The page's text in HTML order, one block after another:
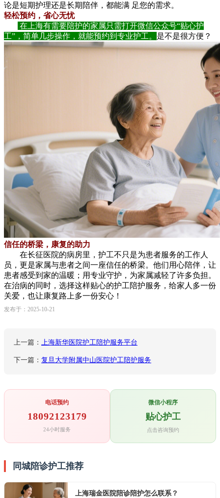
论是短期护理还是长期陪伴，都能满 足您的需求。
轻松预约，省心无忧
在上海有需要陪护的家属只需打开微信公众号“贴心护
工”，简单几步操作，就能预约到专业护工。 是不是很方便？
信任的桥梁，康复的助力
在长征医院的病房里，护工不只是为患者服务的工作人
员，更是家属与患者之间一座信任的桥梁。他们用心陪伴，让
患者感受到家的温暖；用专业守护，为家属减轻了许多负担。
在治病的同时，选择这样贴心的护工陪护服务，给家人多一份
关爱，也让康复路上多一份安心！
发布于：2025-10-21
上一篇： 上海新华医院护工陪护服务平台
下一篇： 复旦大学附属中山医院护工陪护服务
电话预约
18092123179
24小时服务
微信小程序
贴心护工
点击咨询预约
同城陪诊护工推荐
上海瑞金医院陪诊陪护怎么联系？